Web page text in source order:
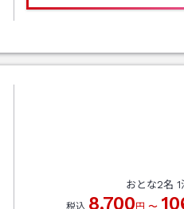
おとな2名 1
税込 8,700 円 〜